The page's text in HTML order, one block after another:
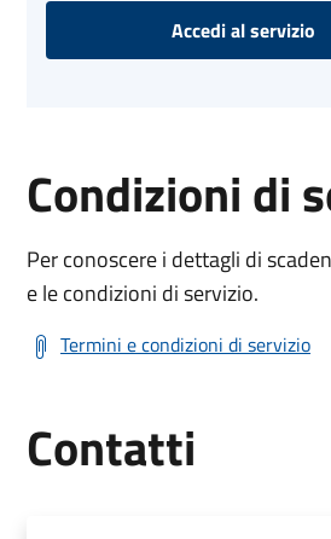
Accedi al servizio
Condizioni di
Per conoscere i dettagli di
e le condizioni di servizio.
Termini e condizioni di servizio
Contatti